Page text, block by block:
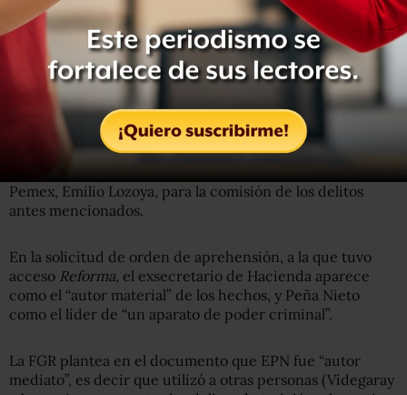
Este jueves se dio a conocer que la Fiscalía General de la
República acusa al expresidente Enrique Peña Nieto por
los delitos de traición a la patria y cohecho en el caso
Odebrecht.
De acuerdo con el diarioReforma, en la solicitud de
orden de aprehensión contra el exsecretario de
Hacienda, Luis Videgaray, la FGR señala a Peña Nieto
como responsable de utilizarlo a él y al exdirector de
Pemex, Emilio Lozoya, para la comisión de los delitos
antes mencionados.
En la solicitud de orden de aprehensión, a la que tuvo
acceso Reforma, el exsecretario de Hacienda aparece
como el “autor material” de los hechos, y Peña Nieto
como el líder de “un aparato de poder criminal”.
La FGR plantea en el documento que EPN fue “autor
mediato”, es decir que utilizó a otras personas (Videgaray